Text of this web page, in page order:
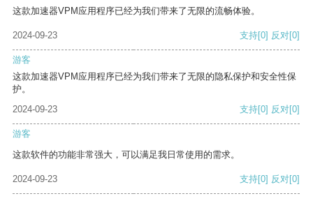
这款加速器VPM应用程序已经为我们带来了无限的流畅体验。
2024-09-23 支持[0] 反对[0]
游客
这款加速器VPM应用程序已经为我们带来了无限的隐私保护和安全性保
护。
2024-09-23
支持[0] 反对[0]
游客
这款软件的功能非常强大，可以满足我日常使用的需求。
2024-09-23 支持[0] 反对[0]